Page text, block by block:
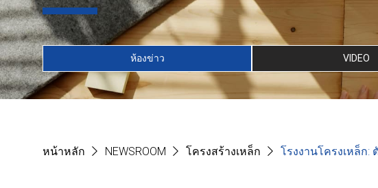
ห้องข่าว VIDEO
หน้าหลัก NEWSROOM โครงสร้างเหล็ก โรงงานโครงเหล็ก